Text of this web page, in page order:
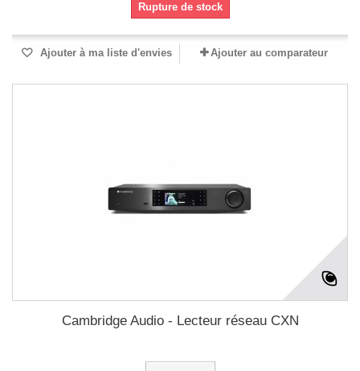
Rupture de stock
Ajouter à ma liste d'envies Ajouter au comparateur
Cambridge Audio - Lecteur réseau CXN